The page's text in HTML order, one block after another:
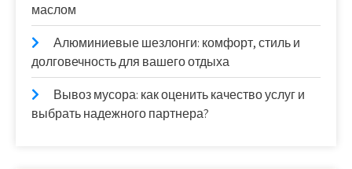
маслом
Алюминиевые шезлонги: комфорт, стиль и
долговечность для вашего отдыха
Вывоз мусора: как оценить качество услуг и
выбрать надежного партнера?